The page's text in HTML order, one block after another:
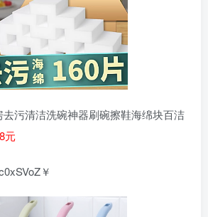
污清洁洗碗神器刷碗擦鞋海绵块百洁
元
￥